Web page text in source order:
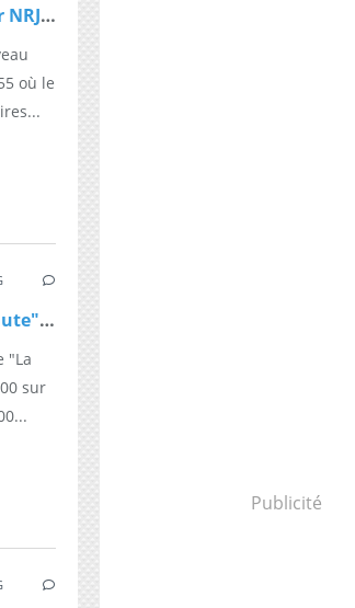
Ce soir à 20h55, "Crimes" sur NRJ12 : Retour sur trois affaires qui se sont déroulées en bord de Saône
où le
Lancement de la série "La faute" à partir de jeudi soir à 21h00 sur M6
"La
sur
Publicité